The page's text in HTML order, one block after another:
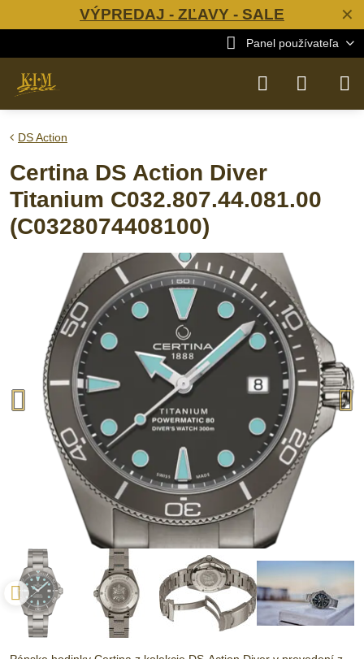
✕
VÝPREDAJ - ZĽAVY - SALE
Panel používateľa
DS Action
Certina DS Action Diver
Titanium C032.807.44.081.00
(C0328074408100)